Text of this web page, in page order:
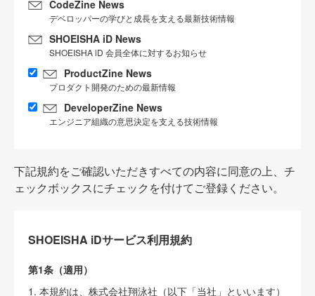
CodeZine News
デベロッパーの学びと成長を支える最新技術情報
SHOEISHA iD News
SHOEISHA iD 会員全体に対するお知らせ
ProductZine News
プロダクト開発のための最新情報
DeveloperZine News
エンジニア組織の意思決定を支える技術情報
下記規約をご確認いただきすべての内容に同意の上、チ
ェックボックスにチェックを付けてご登録ください。
SHOEISHA iDサービス利用規約
第1条（適用）
1. 本規約は、株式会社翔泳社（以下「当社」といいます）